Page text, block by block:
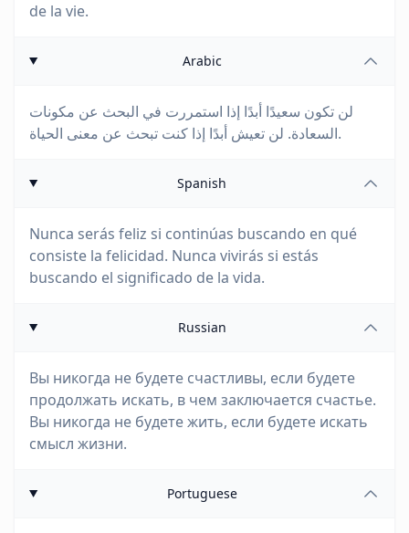
de la vie.
Arabic
لن تكون سعيدًا أبدًا إذا استمررت في البحث عن مكونات
السعادة. لن تعيش أبدًا إذا كنت تبحث عن معنى الحياة.
Spanish
Nunca serás feliz si continúas buscando en qué
consiste la felicidad. Nunca vivirás si estás
buscando el significado de la vida.
Russian
Вы никогда не будете счастливы, если будете
продолжать искать, в чем заключается счастье.
Вы никогда не будете жить, если будете искать
смысл жизни.
Portuguese